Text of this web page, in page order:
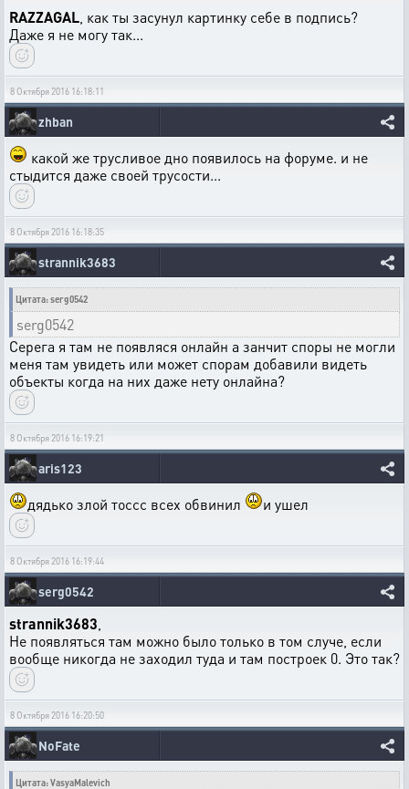
RAZZAGAL , как ты засунул картинку себе в подпись?
Даже я не могу так...
8 Октября 2016 16:18:11
zhban
какой же трусливое дно появилось на форуме. и не
стыдится даже своей трусости...
8 Октября 2016 16:18:35
strannik3683
Цитата: serg0542
serg0542
Серега я там не появляся онлайн а занчит споры не могли
меня там увидеть или может спорам добавили видеть
объекты когда на них даже нету онлайна?
8 Октября 2016 16:19:21
aris123
дядько злой тоссс всех обвинил и ушел
8 Октября 2016 16:19:44
serg0542
strannik3683
Не появляться там можно было только в том случе, если
вообще никогда не заходил туда и там построек 0. Это так?
8 Октября 2016 16:20:50
NoFate
Цитата: VasyaMalevich